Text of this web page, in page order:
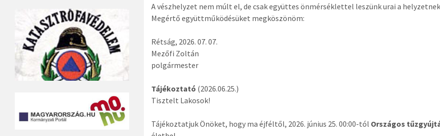
A vészhelyzet nem múlt el, de csak együttes önmérséklettel leszünk urai a
Megértő együttműködésüket megköszönöm:
Rétság, 2026. 07. 07.
Mezőfi Zoltán
polgármester
Tájékoztató (2026.06.25.)
Tisztelt Lakosok!
Tájékoztatjuk Önöket, hogy ma éjféltől, 2026. június 25. 00:00-tól Országos